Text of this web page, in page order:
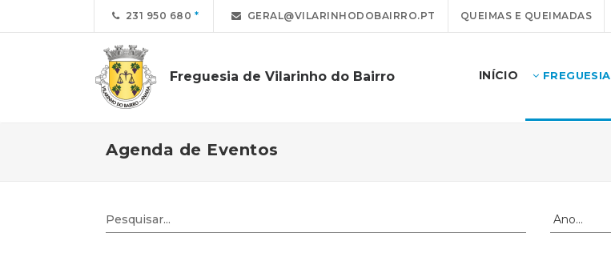
231 950 680 GERAL@VILARINHODOBAIRRO.PT QUEIMAS E QUEIMADAS
Freguesia de Vilarinho do Bairro INÍCIO FREGUESIA
Agenda de Eventos